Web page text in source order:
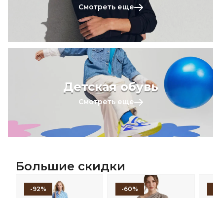
Смотреть еще
Детская обувь
Смотреть еще
Большие скидки
-92% -60%